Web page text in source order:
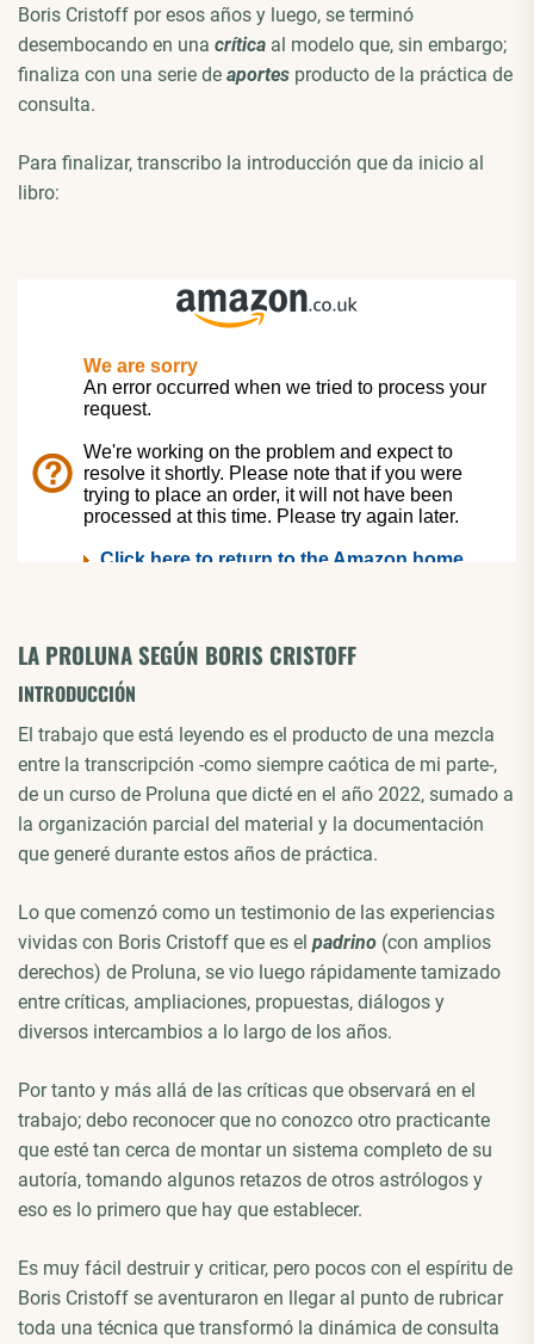
Boris Cristoff por esos años y luego, se terminó
desembocando en una crítica al modelo que, sin embargo;
finaliza con una serie de aportes producto de la práctica de
consulta.
Para finalizar, transcribo la introducción que da inicio al
libro:
LA PROLUNA SEGÚN BORIS CRISTOFF
INTRODUCCIÓN
El trabajo que está leyendo es el producto de una mezcla
entre la transcripción -como siempre caótica de mi parte-,
de un curso de Proluna que dicté en el año 2022, sumado a
la organización parcial del material y la documentación
que generé durante estos años de práctica.
Lo que comenzó como un testimonio de las experiencias
vividas con Boris Cristoff que es el padrino (con amplios
derechos) de Proluna, se vio luego rápidamente tamizado
entre críticas, ampliaciones, propuestas, diálogos y
diversos intercambios a lo largo de los años.
Por tanto y más allá de las críticas que observará en el
trabajo; debo reconocer que no conozco otro practicante
que esté tan cerca de montar un sistema completo de su
autoría, tomando algunos retazos de otros astrólogos y
eso es lo primero que hay que establecer.
Es muy fácil destruir y criticar, pero pocos con el espíritu de
Boris Cristoff se aventuraron en llegar al punto de rubricar
toda una técnica que transformó la dinámica de consulta